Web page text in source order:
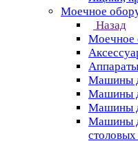
Моечное
Назад
Моечное
Машины
Машины
Машины
Машины